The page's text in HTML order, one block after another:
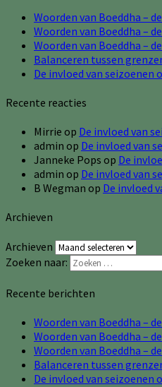
Woorden van Boeddha –
Woorden van Boeddha –
Woorden van Boeddha –
Balanceren tussen
De invloed van seizoenen
Recente reacties
Mirrie op De invloed van
admin op De invloed van
Janneke Pops op De
admin op De invloed van
B Wegman op De invloed
Archieven
Archieven
Zoeken naar:
Recente berichten
Woorden van Boeddha –
Woorden van Boeddha –
Woorden van Boeddha –
Balanceren tussen
De invloed van seizoenen